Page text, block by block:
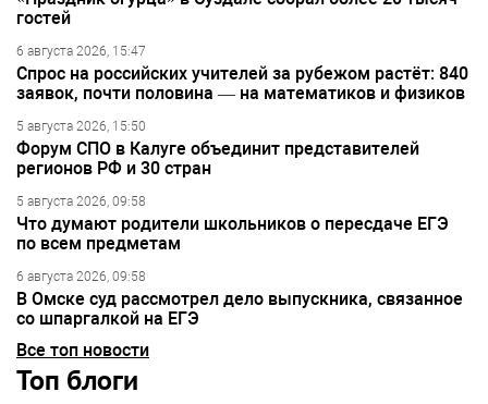
гостей
6 августа 2026, 15:47
Спрос на российских учителей за рубежом растёт: 840
заявок, почти половина — на математиков и физиков
5 августа 2026, 15:50
Форум СПО в Калуге объединит представителей
регионов РФ и 30 стран
5 августа 2026, 09:58
Что думают родители школьников о пересдаче ЕГЭ
по всем предметам
6 августа 2026, 09:58
В Омске суд рассмотрел дело выпускника, связанное
со шпаргалкой на ЕГЭ
Все топ новости
Топ блоги